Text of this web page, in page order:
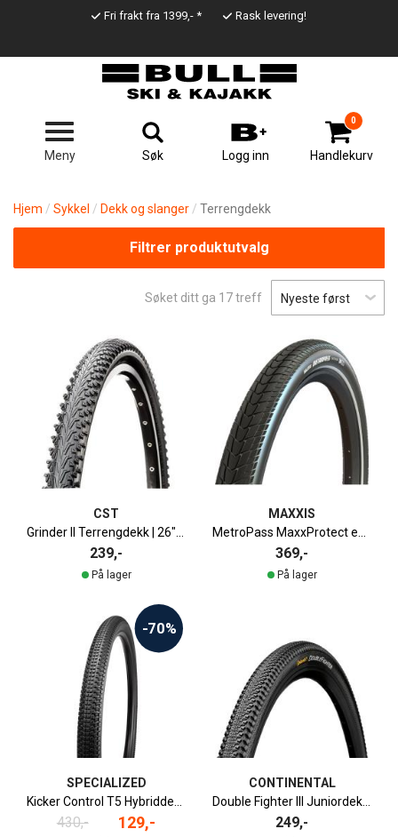
Line
Fri frakt fra 1399,- * Rask levering!
Meny Søk Logg inn Handlekurv
0
Hjem Sykkel Dekk og slanger Terrengdekk
Filtrer produktutvalg
Søket ditt ga 17treff
CST
239,-
På lager
MAXXIS
369,-
På lager
-70%
SPECIALIZED
430,- 129,-
CONTINENTAL
249,-